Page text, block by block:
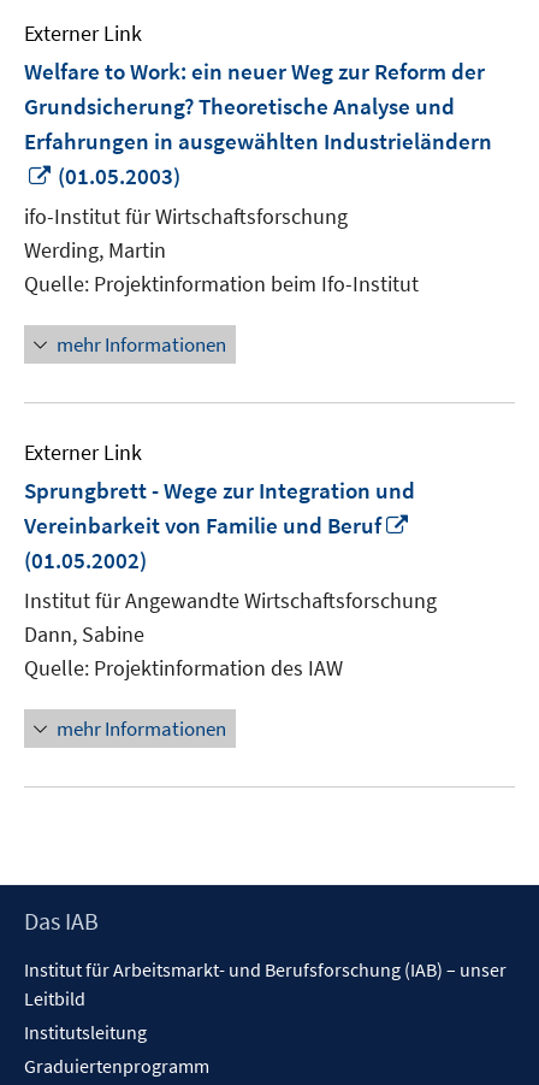
Externer Link
Welfare to Work: ein neuer Weg zur Reform der
Grundsicherung? Theoretische Analyse und
Erfahrungen in ausgewählten Industrieländern
In
neuem
Fenster
öffnen
(01.05.2003)
ifo-Institut für Wirtschaftsforschung
Werding, Martin
Quelle: Projektinformation beim Ifo-Institut
mehr Informationen
Externer Link
Sprungbrett - Wege zur Integration und
Vereinbarkeit von Familie und Beruf
öffnen
(01.05.2002)
Institut für Angewandte Wirtschaftsforschung
Dann, Sabine
Quelle: Projektinformation des IAW
mehr Informationen
Footer
Das IAB
Institut für Arbeitsmarkt- und Berufsforschung (IAB) – unser
Leitbild
Institutsleitung
Graduiertenprogramm